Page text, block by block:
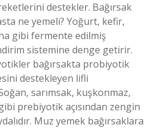
destekler. Bağırsak
ne yemeli? Yoğurt, kefir,
gibi fermente edilmiş
sistemine denge getirir.
bağırsakta probiyotik
destekleyen lifli
sarımsak, kuşkonmaz,
prebiyotik açısından zengin
Muz yemek bağırsaklara